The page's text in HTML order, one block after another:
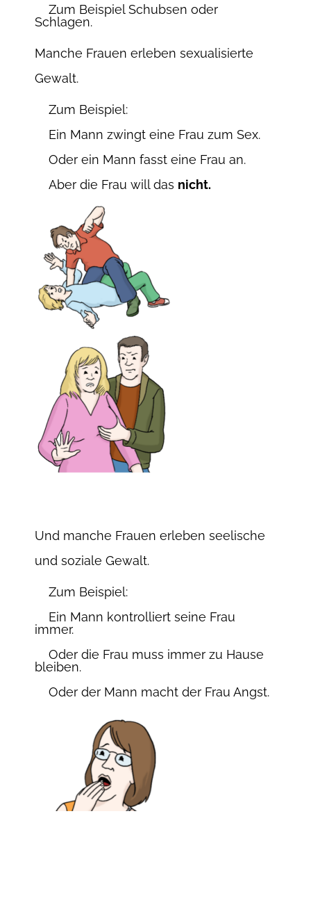
Zum Beispiel Schubsen oder
Schlagen.
Manche Frauen erleben sexualisierte
Gewalt.
Zum Beispiel:
Ein Mann zwingt eine Frau zum Sex.
Oder ein Mann fasst eine Frau an.
Aber die Frau will das nicht.
Und manche Frauen erleben seelische
und soziale Gewalt.
Zum Beispiel:
Ein Mann kontrolliert seine Frau
immer.
Oder die Frau muss immer zu Hause
bleiben.
Oder der Mann macht der Frau Angst.